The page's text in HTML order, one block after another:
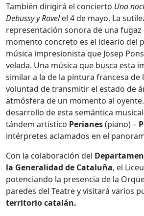
También dirigirá el concierto Una
Debussy y Ravelel 4 de mayo. La
representación sonora de una
momento concreto es el ideario del
música impresionista que Josep
velada. Una música que busca esta
similar a la de la pintura francesa de
voluntad de transmitir el estado de
atmósfera de un momento al
desarrollo de esta semántica
tándem artístico Perianes(piano) –
intérpretes aclamados en el
Con la colaboración del
la Generalidad de Cataluña, el
potenciando la presencia de la
paredes del Teatre y visitará varios
territorio catalán.